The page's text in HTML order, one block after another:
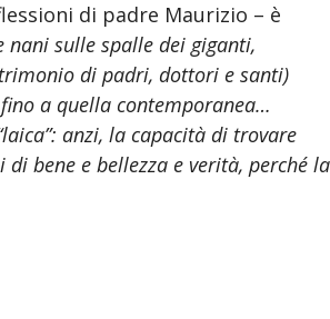
di padre Maurizio – è
nani sulle spalle dei giganti,
di padri, dottori e santi)
a quella contemporanea…
anzi, la capacità di trovare
bene e bellezza e verità, perché la